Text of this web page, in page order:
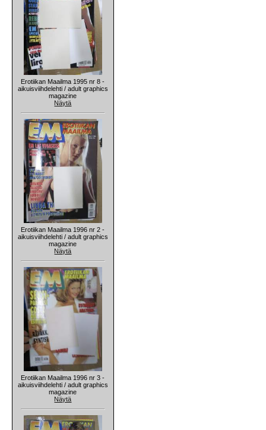
Erotiikan Maailma 1995 nr 8 -
aikuisviihdelehti / adult graphics
magazine
Näytä
Erotiikan Maailma 1996 nr 2 -
aikuisviihdelehti / adult graphics
magazine
Näytä
Erotiikan Maailma 1996 nr 3 -
aikuisviihdelehti / adult graphics
magazine
Näytä